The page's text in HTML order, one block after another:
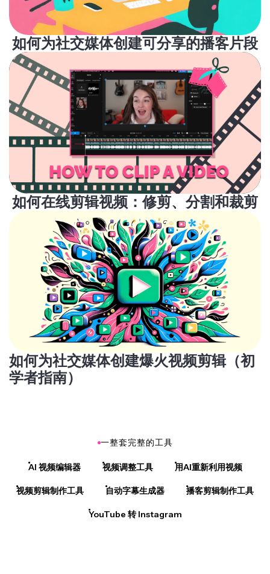
如何为社交媒体创建可分享的播客片段
如何在线剪辑视频：修剪、分割和裁剪
如何为社交媒体创建爆火视频剪辑（初
学者指南）
一整套完整的工具
AI 视频编辑器 视频调整工具 用AI重新利用视频
视频剪辑制作工具 自动字幕生成器 播客剪辑制作工具
YouTube 转 Instagram